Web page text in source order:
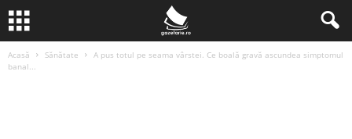
Acasă Sănătate
A pus totul pe seama vârstei. Ce boală gravă ascundea simptomul
banal...